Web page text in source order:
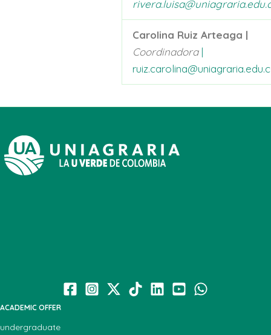
Carolina Ruiz Arteaga |
Coordinadora|
ACADEMIC OFFER
undergraduate